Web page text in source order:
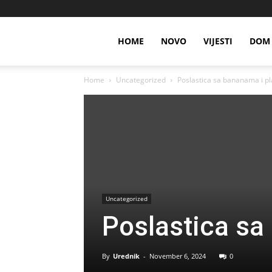
HOME NOVO VIJESTI
Home Uncategorized Poslastica sa bananama i
Uncategorized
Poslastica
By Urednik - November 6, 2024 0